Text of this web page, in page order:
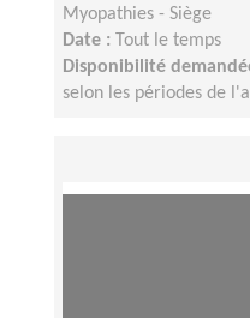
Myopathies - Siège
Date :
Tout le temps
Disponibilité
selon les périodes de